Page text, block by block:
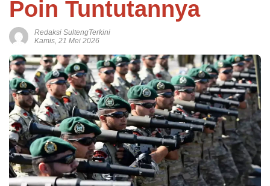
Poin Tuntutannya
Redaksi SultengTerkini
Kamis, 21 Mei 2026